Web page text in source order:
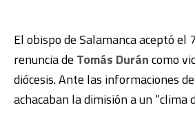
El obispo de Salamanca aceptó el
renuncia de Tomás Duráncomo
diócesis. Ante las informaciones
achacaban la dimisión a un “clima